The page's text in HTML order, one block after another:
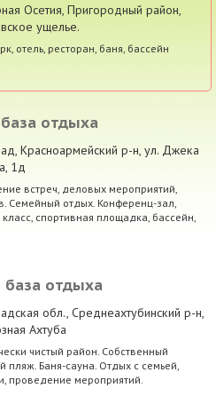
Осетия, Пригородный район,
ущелье.
отель, ресторан, баня, бассейн
база отдыха
Красноармейский р-н ул. Джека
1д
встреч, деловых мероприятий,
Семейный отдых. Конференц-зал,
спортивная площадка, бассейн,
база отдыха
обл., Среднеахтубинский р-н,
Ахтуба
чистый район. Собственный
пляж. Баня-сауна. Отдых с семьей,
проведение мероприятий.